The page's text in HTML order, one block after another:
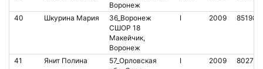
Воронеж
40 Шкурина Мария
36_Воронеж
СШОР 18
Макейчик,
Воронеж
I 2009
41 Янит Полина
57_Орловская
I 2009